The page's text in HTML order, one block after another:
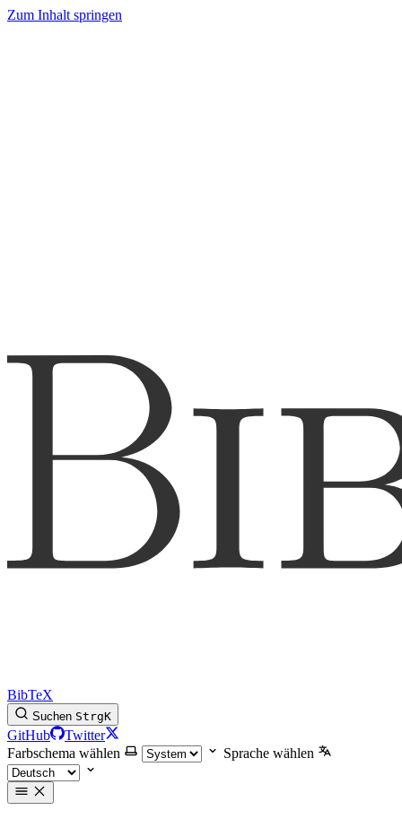
Zum Inhalt springen
BibTeX
Suchen StrgK
GitHub
Twitter
Farbschema wählen
Sprache wählen